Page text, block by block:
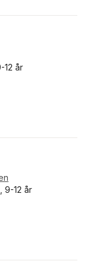
12 år
9-12 år